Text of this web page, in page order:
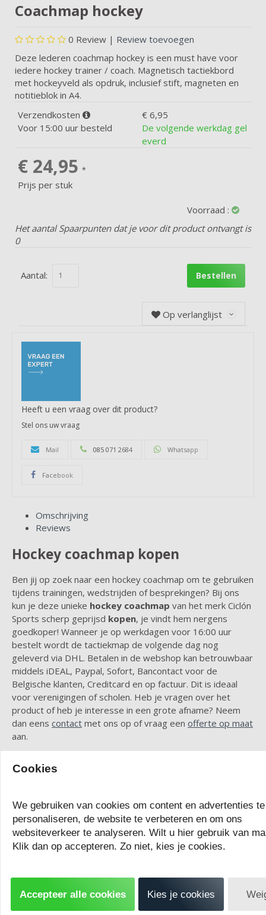
Coachmap hockey
0 Review | Review toevoegen
Deze lederen coachmap hockey is een must have voor
iedere hockey trainer / coach. Magnetisch tactiekbord
met hockeyveld als opdruk, inclusief stift, magneten en
notitieblok in A4.
Verzendkosten
€ 6,95
Voor 15:00 uur besteld
De volgende werkdag gel
everd
€ 24,95 *
Prijs per stuk
Voorraad :
Het aantal Spaarpunten dat je voor dit product ontvangt is
0
Aantal: Bestellen
Op verlanglijst
Heeft u een vraag over dit product?
Stel ons uw vraag
Mail 085 071 2684 Whatsapp
Facebook
Omschrijving
Reviews
Hockey coachmap kopen
Ben jij op zoek naar een hockey coachmap om te gebruiken
tijdens trainingen, wedstrijden of besprekingen? Bij ons
kun je deze unieke hockey coachmap van het merk Ciclón
Sports scherp geprijsd kopen, je vindt hem nergens
goedkoper! Wanneer je op werkdagen voor 16:00 uur
bestelt wordt de tactiekmap de volgende dag nog
geleverd via DHL. Betalen in de webshop kan betrouwbaar
middels iDEAL, Paypal, Sofort, Bancontact voor de
Belgische klanten, Creditcard en op factuur. Dit is ideaal
voor verenigingen of scholen. Heb je vragen over het
product of heb je interesse in een grote afname? Neem
dan eens contact met ons op of vraag een offerte op maat
aan.
Coachmap hockey van hoge
Onze coachmap hockey van het merk Ciclón Sports is van
hoge kwaliteit en speciaal door ons ontworpen voor de
hockeytrainer. In de lederen tactiekmap bevinden zich de
volgende accessoires:
27 magneten om de opstelling en tactiek uit te
leggen: 12 blauwe en 12 rode magneten voor de
Cookies
We gebruiken van cookies om content en advertenties te
personaliseren, de website te verbeteren en om ons
websiteverkeer te analyseren. Wilt u hier gebruik van
Klik dan op accepteren. Zo niet, kies je cookies.
Accepteer alle cookies Kies je cookies